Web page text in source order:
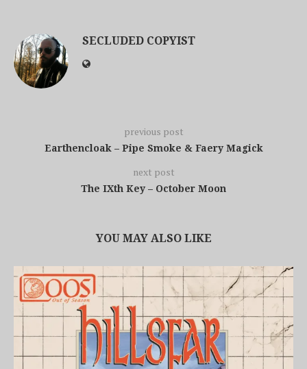
SECLUDED COPYIST
previous post
Earthencloak – Pipe Smoke & Faery Magick
next post
The IXth Key – October Moon
YOU MAY ALSO LIKE